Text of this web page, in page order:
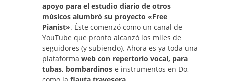
apoyo para el estudio diario de otros
músicos alumbró su proyecto «Free
Pianist». Éste comenzó como un canal de
YouTube que pronto alcanzó los miles de
seguidores (y subiendo). Ahora es ya toda una
plataforma web con repertorio vocal, para
tubas, bombardinos e instrumentos en Do,